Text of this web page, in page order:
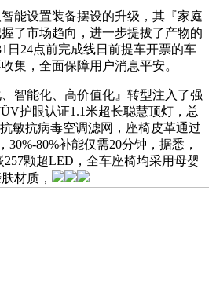
设置装备摆设的升级，其『家庭
了市场趋向，进一步提拔了产物的
日24点前完成线日前提车开票的车
集，全面保障用户消息平安。
能化、高价值化』转型注入了强
护眼认证1.1米超长聪慧顶灯，总
敏抗病毒空调滤网，座椅皮革通过
80%补能仅需20分钟，据悉，
颗超LED，全车座椅均采用母婴
材质，